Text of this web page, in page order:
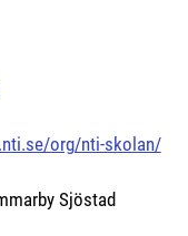
org/nti-skolan/
Sjöstad